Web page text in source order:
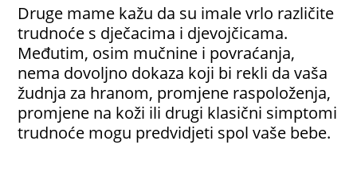
Druge mame kažu da su imale vrlo različite
trudnoće s dječacima i djevojčicama.
Međutim, osim mučnine i povraćanja,
nema dovoljno dokaza koji bi rekli da vaša
žudnja za hranom, promjene raspoloženja,
promjene na koži ili drugi klasični simptomi
trudnoće mogu predvidjeti spol vaše bebe.